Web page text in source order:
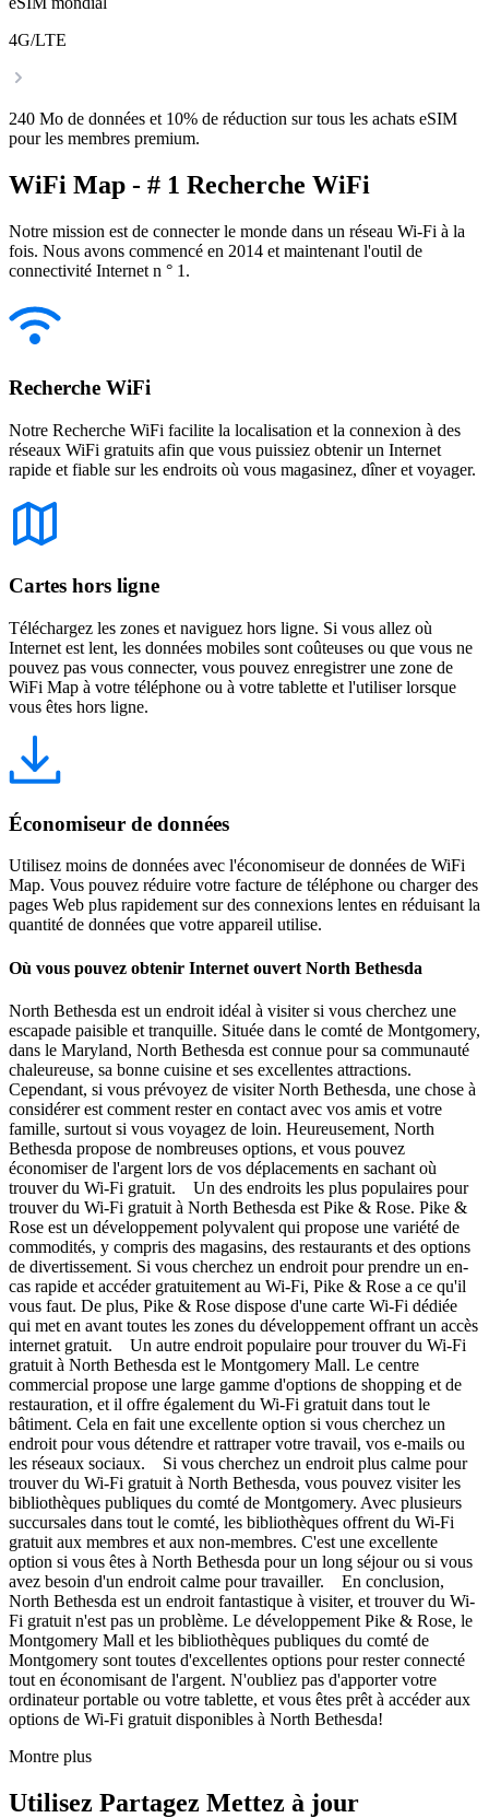
4G/LTE
240 Mo de données et 10% de réduction sur tous les achats eSIM
pour les membres premium.
WiFi Map - # 1 Recherche WiFi
Notre mission est de connecter le monde dans un réseau Wi-Fi à la
fois. Nous avons commencé en 2014 et maintenant l'outil de
connectivité Internet n ° 1.
Recherche WiFi
Notre Recherche WiFi facilite la localisation et la connexion à des
réseaux WiFi gratuits afin que vous puissiez obtenir un Internet
rapide et fiable sur les endroits où vous magasinez, dîner et voyager.
Cartes hors ligne
Téléchargez les zones et naviguez hors ligne. Si vous allez où
Internet est lent, les données mobiles sont coûteuses ou que vous ne
pouvez pas vous connecter, vous pouvez enregistrer une zone de
WiFi Map à votre téléphone ou à votre tablette et l'utiliser lorsque
vous êtes hors ligne.
Économiseur de données
Utilisez moins de données avec l'économiseur de données de WiFi
Map. Vous pouvez réduire votre facture de téléphone ou charger des
pages Web plus rapidement sur des connexions lentes en réduisant la
quantité de données que votre appareil utilise.
Où vous pouvez obtenir Internet ouvert North Bethesda
North Bethesda est un endroit idéal à visiter si vous cherchez une
escapade paisible et tranquille. Située dans le comté de Montgomery,
dans le Maryland, North Bethesda est connue pour sa communauté
chaleureuse, sa bonne cuisine et ses excellentes attractions.
Cependant, si vous prévoyez de visiter North Bethesda, une chose à
considérer est comment rester en contact avec vos amis et votre
famille, surtout si vous voyagez de loin. Heureusement, North
Bethesda propose de nombreuses options, et vous pouvez
économiser de l'argent lors de vos déplacements en sachant où
trouver du Wi-Fi gratuit. Un des endroits les plus populaires pour
trouver du Wi-Fi gratuit à North Bethesda est Pike & Rose. Pike &
Rose est un développement polyvalent qui propose une variété de
commodités, y compris des magasins, des restaurants et des options
de divertissement. Si vous cherchez un endroit pour prendre un en-
cas rapide et accéder gratuitement au Wi-Fi, Pike & Rose a ce qu'il
vous faut. De plus, Pike & Rose dispose d'une carte Wi-Fi dédiée
qui met en avant toutes les zones du développement offrant un accès
internet gratuit. Un autre endroit populaire pour trouver du Wi-Fi
gratuit à North Bethesda est le Montgomery Mall. Le centre
commercial propose une large gamme d'options de shopping et de
restauration, et il offre également du Wi-Fi gratuit dans tout le
bâtiment. Cela en fait une excellente option si vous cherchez un
endroit pour vous détendre et rattraper votre travail, vos e-mails ou
les réseaux sociaux. Si vous cherchez un endroit plus calme pour
trouver du Wi-Fi gratuit à North Bethesda, vous pouvez visiter les
bibliothèques publiques du comté de Montgomery. Avec plusieurs
succursales dans tout le comté, les bibliothèques offrent du Wi-Fi
gratuit aux membres et aux non-membres. C'est une excellente
option si vous êtes à North Bethesda pour un long séjour ou si vous
avez besoin d'un endroit calme pour travailler. En conclusion,
North Bethesda est un endroit fantastique à visiter, et trouver du Wi-
Fi gratuit n'est pas un problème. Le développement Pike & Rose, le
Montgomery Mall et les bibliothèques publiques du comté de
Montgomery sont toutes d'excellentes options pour rester connecté
tout en économisant de l'argent. N'oubliez pas d'apporter votre
ordinateur portable ou votre tablette, et vous êtes prêt à accéder aux
options de Wi-Fi gratuit disponibles à North Bethesda!
Montre plus
Utilisez Partagez Mettez à jour